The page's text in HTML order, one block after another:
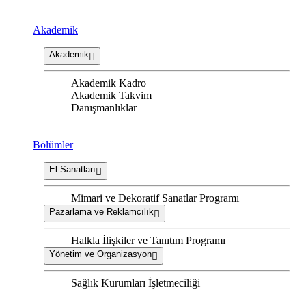
Akademik
Akademik
Akademik Kadro
Akademik Takvim
Danışmanlıklar
Bölümler
El Sanatları
Mimari ve Dekoratif Sanatlar Programı
Pazarlama ve Reklamcılık
Halkla İlişkiler ve Tanıtım Programı
Yönetim ve Organizasyon
Sağlık Kurumları İşletmeciliği